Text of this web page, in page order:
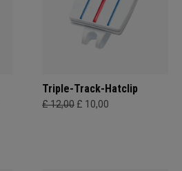
Triple-Track-Hatclip
£ 12,00 £ 10,00